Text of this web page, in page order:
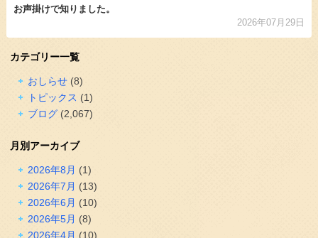
お声掛けで知りました。
2026年07月29日
カテゴリー一覧
おしらせ(8)
トピックス (1)
ブログ(2,067)
月別アーカイブ
2026年8月 (1)
2026年7月 (13)
2026年6月 (10)
2026年5月 (8)
2026年4月 (10)